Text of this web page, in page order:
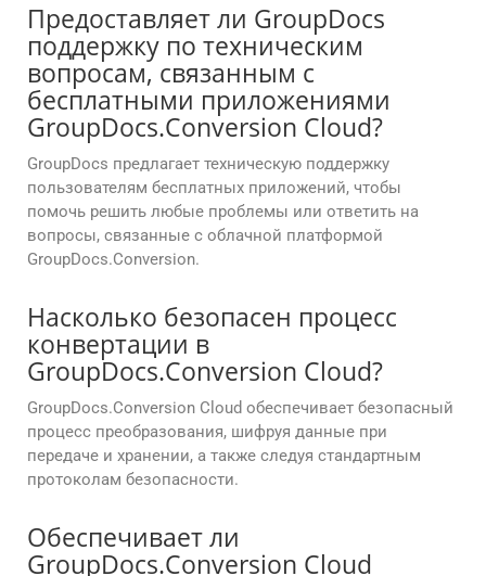
Предоставляет ли GroupDocs
поддержку по техническим
вопросам, связанным с
бесплатными приложениями
GroupDocs.Conversion Cloud?
GroupDocs предлагает техническую поддержку
пользователям бесплатных приложений, чтобы
помочь решить любые проблемы или ответить на
вопросы, связанные с облачной платформой
GroupDocs.Conversion.
Насколько безопасен процесс
конвертации в
GroupDocs.Conversion Cloud?
GroupDocs.Conversion Cloud обеспечивает безопасный
процесс преобразования, шифруя данные при
передаче и хранении, а также следуя стандартным
протоколам безопасности.
Обеспечивает ли
GroupDocs.Conversion Cloud